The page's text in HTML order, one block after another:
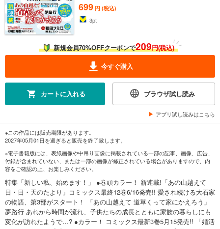
699 円 (税込)
3pt
新規会員70%OFFクーポンで209円(税込)
今すぐ購入
カートに入れる ブラウザ試し読み
アプリ試し読みはこちら
※この作品には販売期限があります。
2027年05月01日を過ぎると販売を終了致します。
※電子書籍版には、表紙画像や中吊り画像に掲載されている一部の記事、画像、広告、
付録が含まれていない、または一部の画像が修正されている場合がありますので、内
容をご確認の上、お楽しみください。
特集「新しい私、始めます！」 ●巻頭カラー！ 新連載!「あの山越えて
日・日・天のたより」コミックス最終12巻6/16発売!! 愛され続ける大石家
の物語、第3部がスタート！ 「あの山越えて 道草くって家にかえろう」
夢路行 あれから時間が流れ、子供たちの成長とともに家族の暮らしにも
変化が訪れたようで…? ●カラー！ コミックス最新3巻5月15発売!! 「婚活